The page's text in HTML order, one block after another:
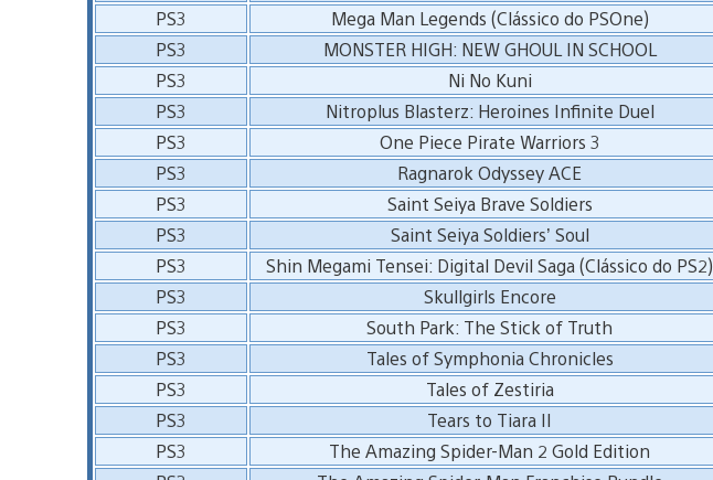
PS3
Mega Man Legends (Clássico do PSOne)
PS3
MONSTER HIGH: NEW GHOUL IN SCHOOL
PS3
Ni No Kuni
PS3
Nitroplus Blasterz: Heroines Infinite Duel
PS3
One Piece Pirate Warriors 3
PS3
Ragnarok Odyssey ACE
PS3
Saint Seiya Brave Soldiers
PS3
Saint Seiya Soldiers’ Soul
PS3
Shin Megami Tensei: Digital Devil Saga (Clássico do PS2)
PS3
Skullgirls Encore
PS3
South Park: The Stick of Truth
PS3
Tales of Symphonia Chronicles
PS3
Tales of Zestiria
PS3
Tears to Tiara II
PS3
The Amazing Spider-Man 2 Gold Edition